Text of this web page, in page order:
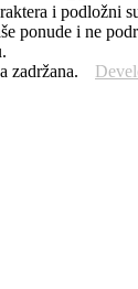
i podložni
ponude i ne
zadržana.